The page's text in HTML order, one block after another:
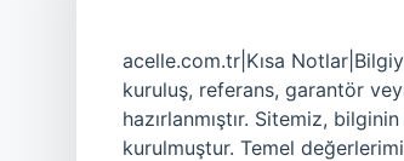
acelle.com.tr|Kısa
kuruluş, referans, garantör
hazırlanmıştır. Sitemiz,
kurulmuştur. Temel